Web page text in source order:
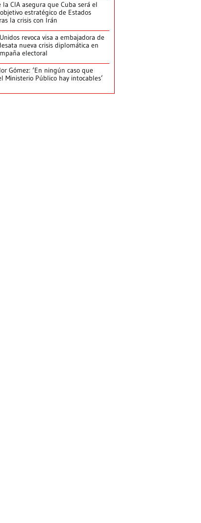
la CIA asegura que Cuba será el
estratégico de Estados
la crisis con Irán
revoca visa a embajadora de
nueva crisis diplomática en
electoral
Gómez: ‘En ningún caso que
Ministerio Público hay intocables’